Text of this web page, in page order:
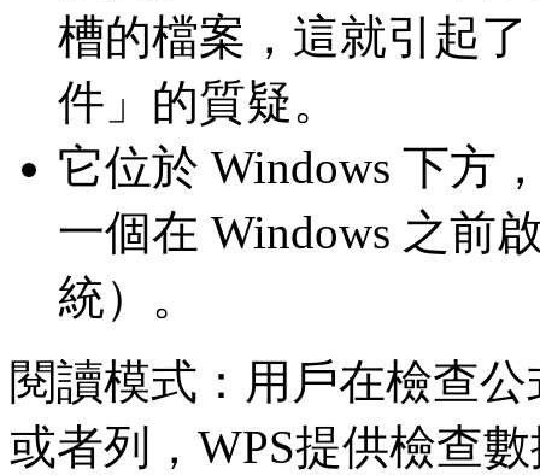
槽的檔案，這就引起
件」的質疑。
它位於 Windows 下方
一個在 Windows 之前
統）。
閱讀模式：用戶在檢查
或者列，WPS提供檢查